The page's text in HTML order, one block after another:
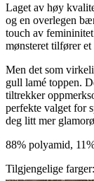
Laget av høy
og en overlegen
touch av
mønsteret tilfører
Men det som
gull lamé toppen.
tiltrekker
perfekte valget for
deg litt mer
88% polyamid,
Tilgjengelige farger: